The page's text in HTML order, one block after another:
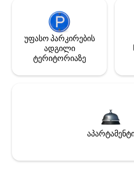
უფასო პარკირების
ადგილი
ტერიტორიაზე